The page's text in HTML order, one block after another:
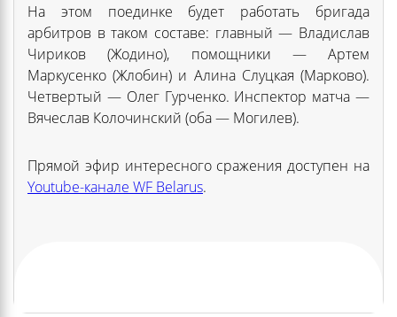
На этом поединке будет работать бригада
арбитров в таком составе: главный — Владислав
Чириков (Жодино), помощники — Артем
Маркусенко (Жлобин) и Алина Слуцкая (Марково).
Четвертый — Олег Гурченко. Инспектор матча —
Вячеслав Колочинский (оба — Могилев).
Прямой эфир интересного сражения доступен на
Youtube-канале WF Belarus.